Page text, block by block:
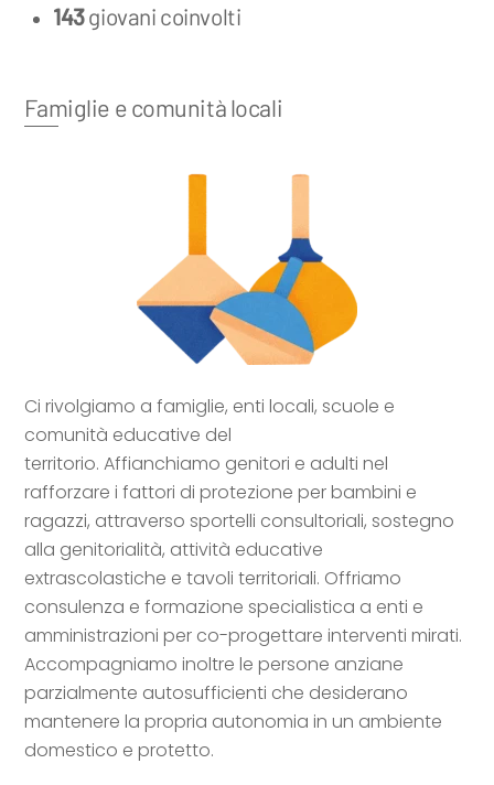
143giovani coinvolti
Famiglie e comunità locali
Ci rivolgiamo a famiglie, enti locali, scuole e
comunità educative del
territorio. Affianchiamo genitori e adulti nel
rafforzare i fattori di protezione per bambini e
ragazzi, attraverso sportelli consultoriali, sostegno
alla genitorialità, attività educative
extrascolastiche e tavoli territoriali. Offriamo
consulenza e formazione specialistica a enti e
amministrazioni per co-progettare interventi mirati.
Accompagniamo inoltre le persone anziane
parzialmente autosufficienti che desiderano
mantenere la propria autonomia in un ambiente
domestico e protetto.